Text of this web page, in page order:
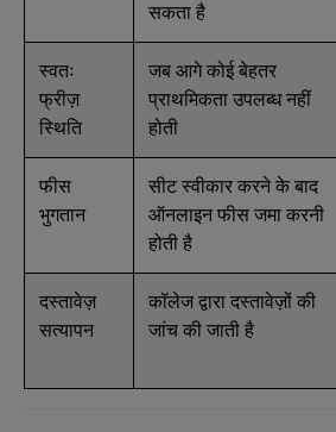
सकता है
स्वतः
फ्रीज़
स्थिति
जब आगे कोई बेहतर
प्राथमिकता उपलब्ध नहीं
होती
फीस
भुगतान
सीट स्वीकार करने के बाद
ऑनलाइन फीस जमा करनी
होती है
दस्तावेज़
सत्यापन
कॉलेज द्वारा दस्तावेज़ों की
जांच की जाती है